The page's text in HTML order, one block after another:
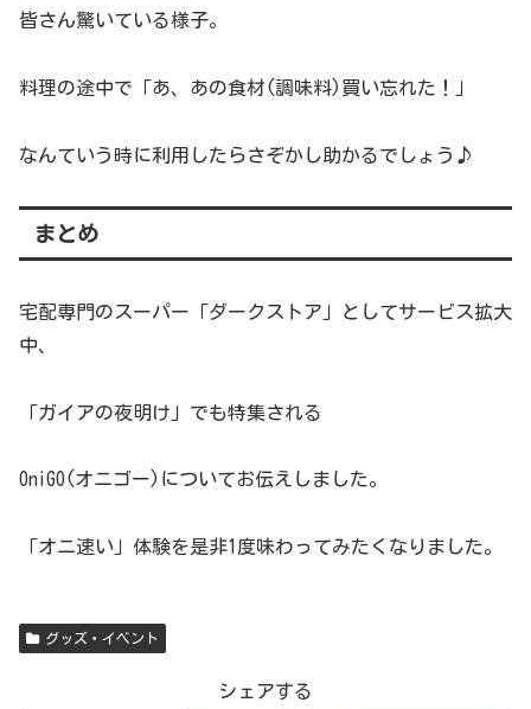
皆さん驚いている様子。
料理の途中で「あ、あの食材(調味料)買い忘れた！」
なんていう時に利用したらさぞかし助かるでしょう♪
まとめ
宅配専門のスーパー「ダークストア」としてサービス拡大
中、
「ガイアの夜明け」でも特集される
OniGO(オニゴー)についてお伝えしました。
「オニ速い」体験を是非1度味わってみたくなりました。
グッズ・イベント
シェアする